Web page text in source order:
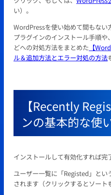
い）。
WordPressを使い始めて間もない
プラグインのインストール手順
どへの対処方法をまとめた 【
ル＆追加方法とエラー対処の方法
【Recently
ンの基本的な使
インストールして有効化すれば完
ユーザー一覧に「Registed」と
されます（クリックするとソート